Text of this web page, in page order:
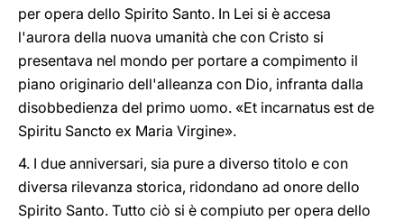
per opera dello Spirito Santo. In Lei si è accesa
l'aurora della nuova umanità che con Cristo si
presentava nel mondo per portare a compimento il
piano originario dell'alleanza con Dio, infranta dalla
disobbedienza del primo uomo. «Et incarnatus est de
Spiritu Sancto ex Maria Virgine».
4. I due anniversari, sia pure a diverso titolo e con
diversa rilevanza storica, ridondano ad onore dello
Spirito Santo. Tutto ciò si è compiuto per opera dello